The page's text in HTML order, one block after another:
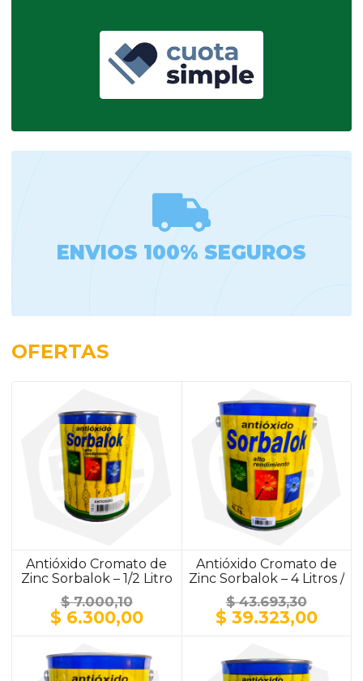
ENVIOS 100% SEGUROS
OFERTAS
Antióxido Cromato de
Zinc Sorbalok – 1/2 Litro
/ ALUMINIO
$7.000,10
El
original
era:
$ 6.300,00El
actual
es:
Antióxido Cromato de
Zinc Sorbalok – 4 Litros /
ALUMINIO
$43.693,30
El
era:
$ 39.323,00El